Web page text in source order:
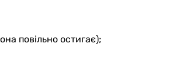
повільно остигає);